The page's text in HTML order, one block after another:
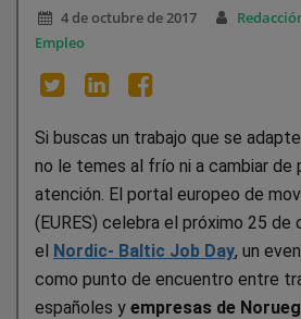
4 de octubre de 2017
Empleo
Si buscas un trabajo que se
no le temes al frío ni a cambiar de
atención. El portal europeo de
(EURES) celebra el próximo 25 de
el Nordic- Baltic Job Day, un
como punto de encuentro entre
españoles y empresas de